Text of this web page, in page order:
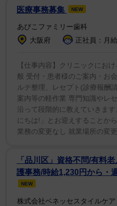
されると、「本当よ。サン
て、彼らはボンネットやフ
クラクションが鳴り続けて
怪我をして逮捕されるのか
いる時に運転するとそれは
いたわ」「そして車の中で
いべき？車が人々に覆われ
てたの」と答えた。
そしてシャロンは、ファン
「私の車の上に乗らないで
ないから」
医療事務募集 NEW
あびこファミリー歯科
大阪府
正社員：月
【仕事内容】クリニックにお
般 受付・患者様のご案内・お
ルテ整理、レセプト(診療報酬
案内等の軽作業 専門知識やレ
沿って段階的に教えていきま
にちは!」とお迎えすることか
業務の変更なし 就業場所の変
「品川区」資格不問/有料
護事務/時給1,230円から・
NEW
株式会社ベネッセスタイルケア